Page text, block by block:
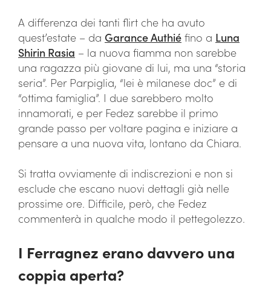
A differenza dei tanti flirt che ha avuto
quest’estate – da Garance Authié fino a Luna
Shirin Rasia – la nuova fiamma non sarebbe
una ragazza più giovane di lui, ma una “storia
seria”. Per Parpiglia, “lei è milanese doc” e di
“ottima famiglia”. I due sarebbero molto
innamorati, e per Fedez sarebbe il primo
grande passo per voltare pagina e iniziare a
pensare a una nuova vita, lontano da Chiara.
Si tratta ovviamente di indiscrezioni e non si
esclude che escano nuovi dettagli già nelle
prossime ore. Difficile, però, che Fedez
commenterà in qualche modo il pettegolezzo.
I Ferragnez erano davvero una
coppia aperta?